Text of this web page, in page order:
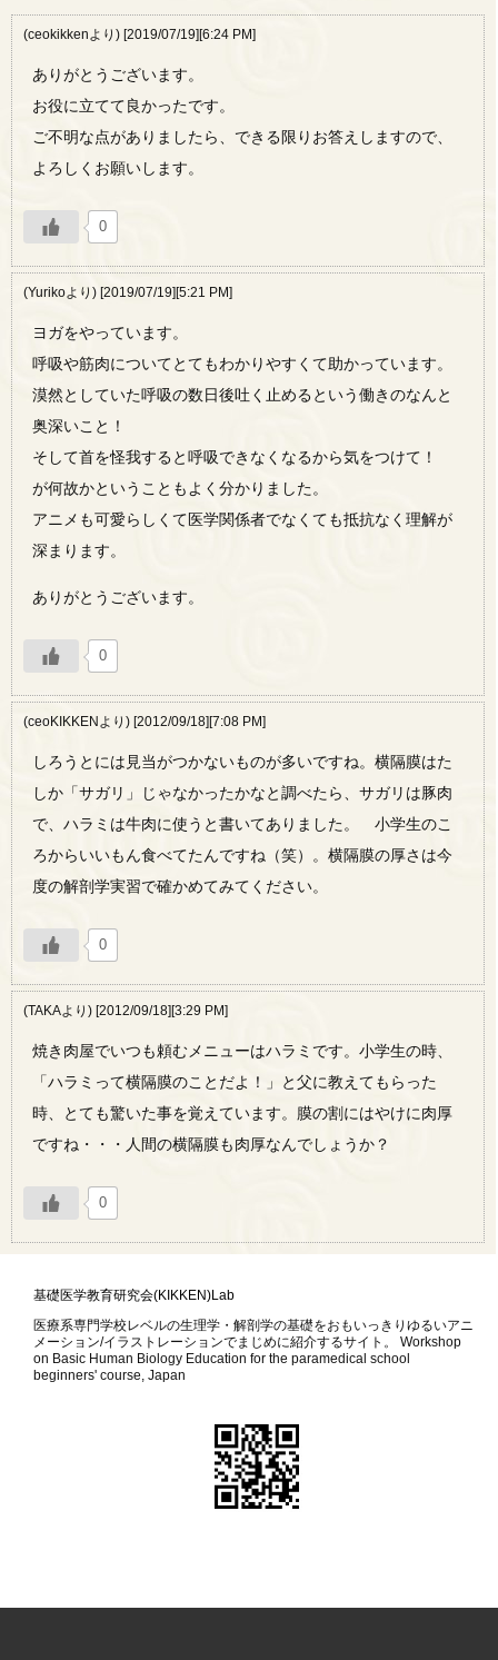
(ceokikkenより) [2019/07/19][6:24 PM]
ありがとうございます。
お役に立てて良かったです。
ご不明な点がありましたら、できる限りお答えしますので、
よろしくお願いします。
0
(Yurikoより) [2019/07/19][5:21 PM]
ヨガをやっています。
呼吸や筋肉についてとてもわかりやすくて助かっています。
漠然としていた呼吸の数日後吐く止めるという働きのなんと
奥深いこと！
そして首を怪我すると呼吸できなくなるから気をつけて！
が何故かということもよく分かりました。
アニメも可愛らしくて医学関係者でなくても抵抗なく理解が
深まります。
ありがとうございます。
0
(ceoKIKKENより) [2012/09/18][7:08 PM]
しろうとには見当がつかないものが多いですね。横隔膜はた
しか「サガリ」じゃなかったかなと調べたら、サガリは豚肉
で、ハラミは牛肉に使うと書いてありました。 小学生のこ
ろからいいもん食べてたんですね（笑）。横隔膜の厚さは今
度の解剖学実習で確かめてみてください。
0
(TAKAより) [2012/09/18][3:29 PM]
焼き肉屋でいつも頼むメニューはハラミです。小学生の時、
「ハラミって横隔膜のことだよ！」と父に教えてもらった
時、とても驚いた事を覚えています。膜の割にはやけに肉厚
ですね・・・人間の横隔膜も肉厚なんでしょうか？
0
基礎医学教育研究会(KIKKEN)Lab
医療系専門学校レベルの生理学・解剖学の基礎をおもいっきりゆるいアニ
メーション/イラストレーションでまじめに紹介するサイト。 Workshop
on Basic Human Biology Education for the paramedical school
beginners' course, Japan